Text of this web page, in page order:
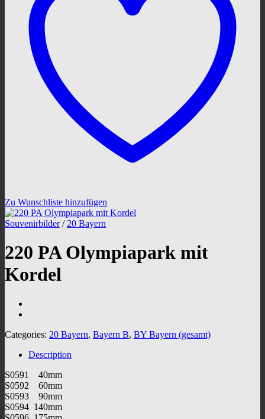
Zu Wunschliste hinzufügen
Souvenirbilder / 20 Bayern
220 PA Olympiapark mit
Kordel
Categories: 20 Bayern, Bayern B, BY Bayern (gesamt)
Description
S0591 40mm
S0592 60mm
S0593 90mm
S0594 140mm